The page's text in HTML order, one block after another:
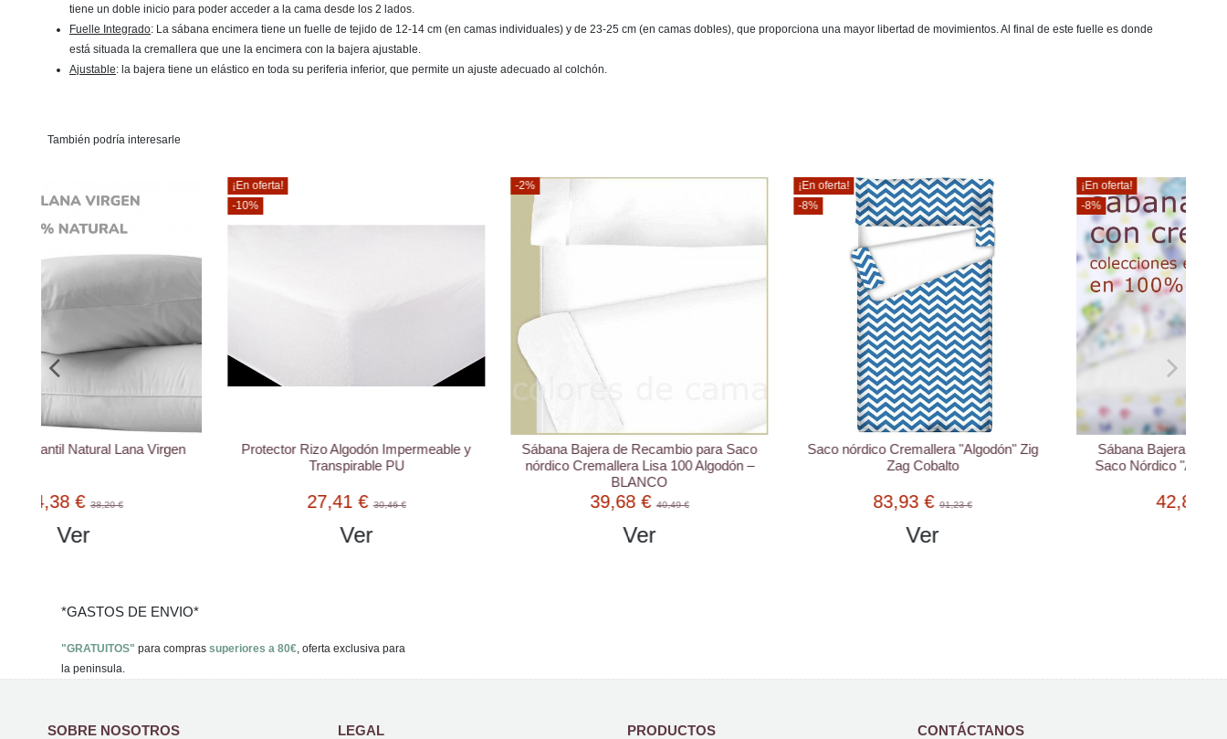
tiene un doble inicio para poder acceder a la cama desde los 2 lados.
Fuelle Integrado: La sábana encimera tiene un fuelle de tejido de 12-14 cm (en camas individuales) y de 23-25 cm (en camas dobles), que proporciona una mayor libertad de movimientos. Al final de este fuelle es donde
está situada la cremallera que une la encimera con la bajera ajustable.
Ajustable: la bajera tiene un elástico en toda su periferia inferior, que permite un ajuste adecuado al colchón.
También podría interesarle
-10%
Protector Rizo Algodón Impermeable y
Sábana Bajera de Recambio para Saco
nórdico Cremallera Lisa 100 Algodón –
Saco nórdico Cremallera "Algodón" Zig
Zag Cobalto
¡En oferta!
-8%
Sábana Bajera Con Cremallera para
Saco Nórdico "Algodón" Estampados
*GASTOS DE ENVIO*
"GRATUITOS" para compras superiores a 80€ , oferta exclusiva para
la peninsula.
SOBRE NOSOTROS LEGAL PRODUCTOS CONTÁCTANOS